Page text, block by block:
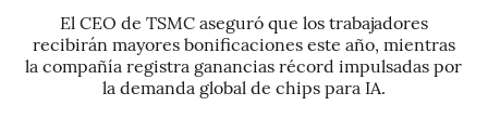
El CEO de TSMC aseguró que los trabajadores
recibirán mayores bonificaciones este año, mientras
la compañía registra ganancias récord impulsadas por
la demanda global de chips para IA.